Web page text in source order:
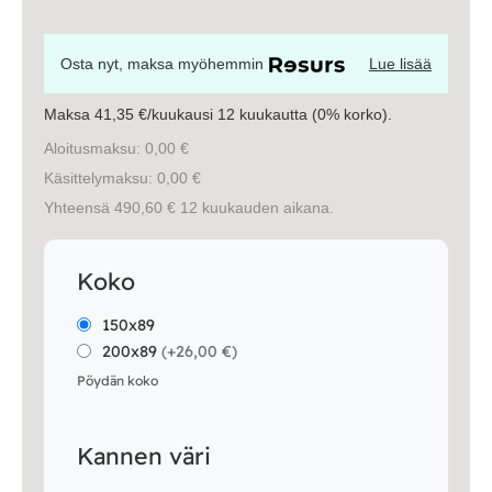
Osta nyt, maksa myöhemmin Lue lisää
Maksa 41,35 €/kuukausi 12 kuukautta (0% korko).
Aloitusmaksu: 0,00 €
Käsittelymaksu: 0,00 €
Yhteensä 490,60 € 12 kuukauden aikana.
Koko
150x89
200x89 (+26,00 €)
Pöydän koko
Kannen väri